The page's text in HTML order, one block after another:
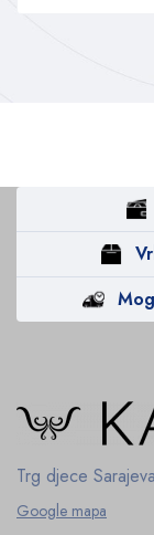
Trg djece
Google mapa